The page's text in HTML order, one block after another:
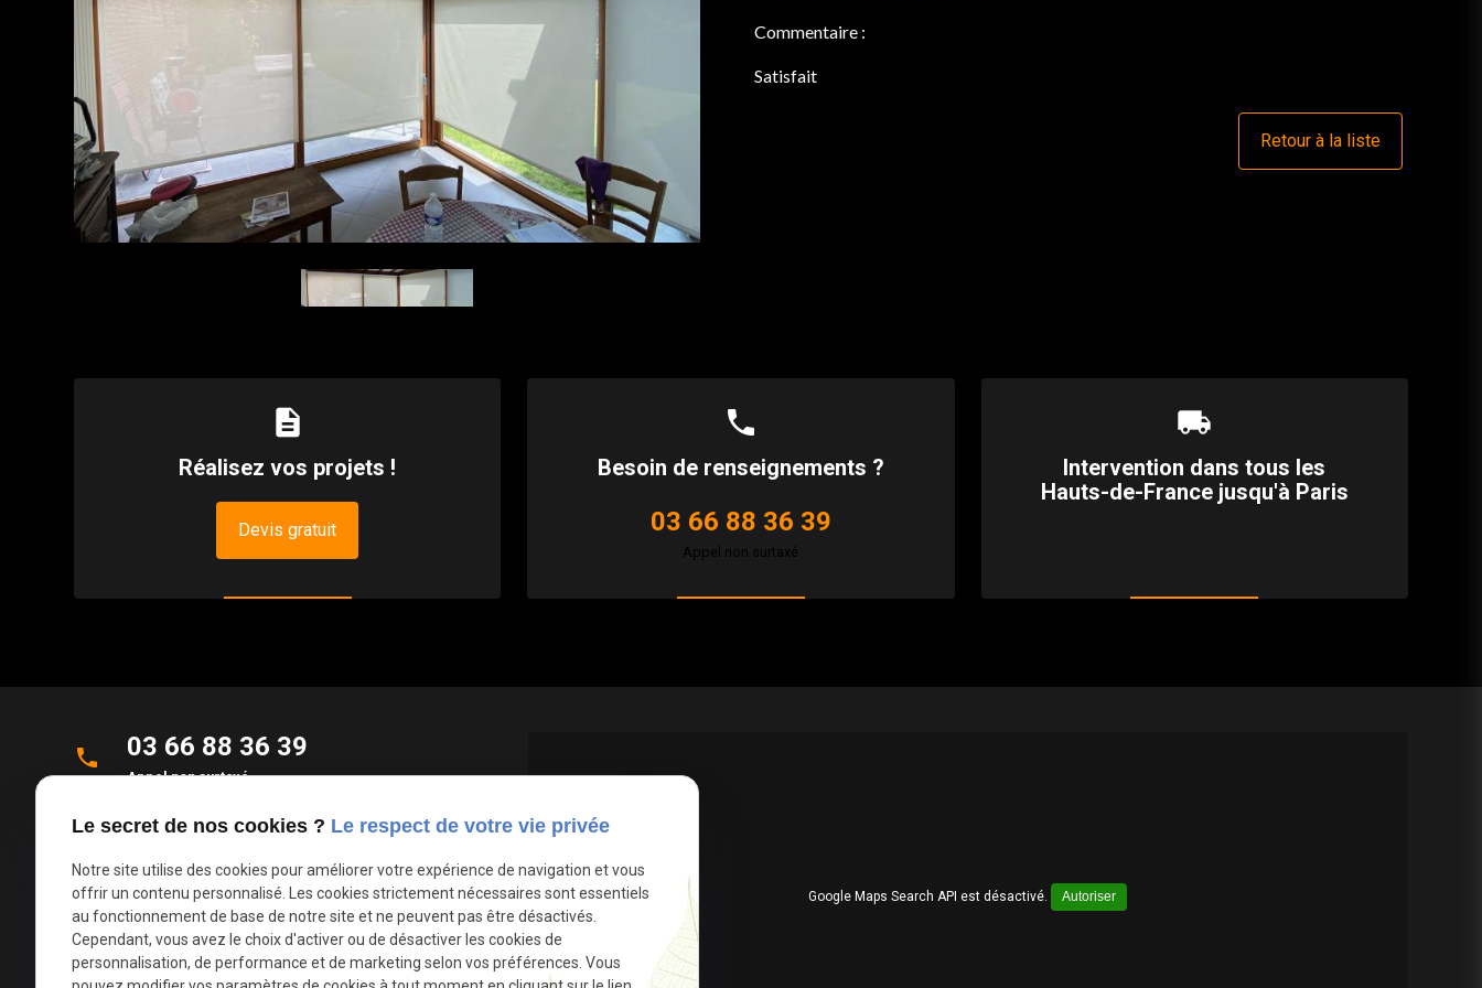
Commentaire :
Satisfait
Retour à la liste
description
Réalisez vos projets !
Devis gratuit
phone
Besoin de renseignements ?
03 66 88 36 39
Appel non surtaxé
local_shipping
Intervention dans tous les
Hauts-de-France jusqu'à Paris
phone 03 66 88 36 39
Appel non surtaxé
place
Allée des Roseaux
59270 Bailleul
mail contact@deco-stores.com
Google Maps Search API est désactivé. Autoriser
Le secret de nos cookies ? Le respect de votre vie privée
Notre site utilise des cookies pour améliorer votre expérience de navigation et vous
offrir un contenu personnalisé. Les cookies strictement nécessaires sont essentiels
au fonctionnement de base de notre site et ne peuvent pas être désactivés.
Cependant, vous avez le choix d'activer ou de désactiver les cookies de
personnalisation, de performance et de marketing selon vos préférences. Vous